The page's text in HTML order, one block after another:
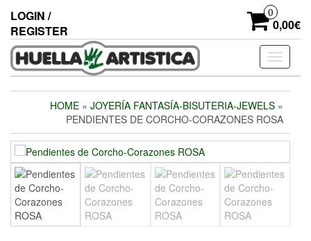
the
content
LOGIN /
REGISTER
0
0,00€
Toggle
HOME » JOYERÍA FANTASÍA-BISUTERIA-JEWELS »
PENDIENTES DE CORCHO-CORAZONES ROSA